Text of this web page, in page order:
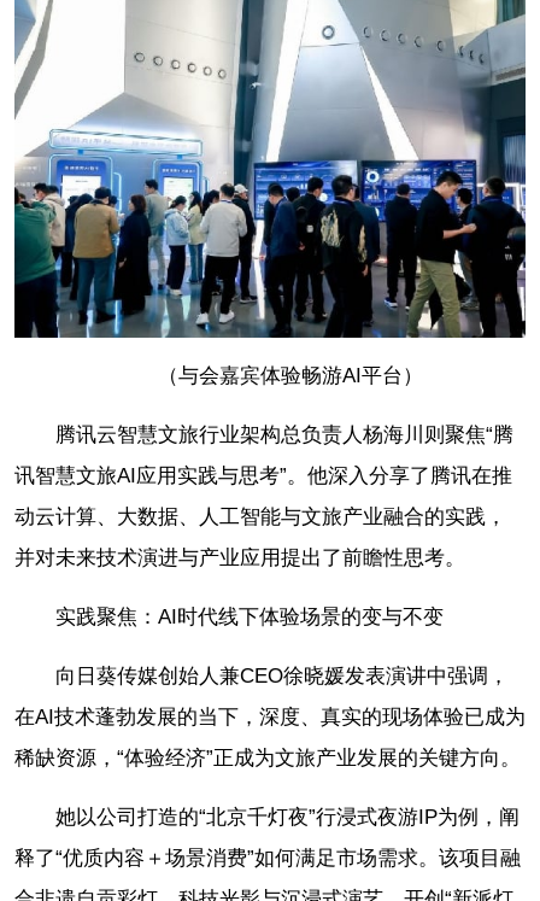
（与会嘉宾体验畅游AI平台）
腾讯云智慧文旅行业架构总负责人杨海川则聚焦“腾
讯智慧文旅AI应用实践与思考”。他深入分享了腾讯在推
动云计算、大数据、人工智能与文旅产业融合的实践，
并对未来技术演进与产业应用提出了前瞻性思考。
实践聚焦：AI时代线下体验场景的变与不变
向日葵传媒创始人兼CEO徐晓媛发表演讲中强调，
在AI技术蓬勃发展的当下，深度、真实的现场体验已成为
稀缺资源，“体验经济”正成为文旅产业发展的关键方向。
她以公司打造的“北京千灯夜”行浸式夜游IP为例，阐
释了“优质内容＋场景消费”如何满足市场需求。该项目融